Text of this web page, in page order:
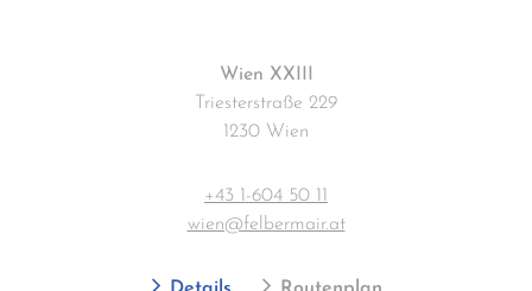
Wien XXIII
Triesterstraße 229
1230 Wien
+43 1-604 50 11
wien@felbermair.at